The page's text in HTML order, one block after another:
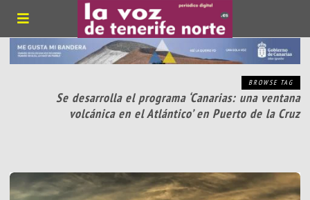
BROWSE TAG
Se desarrolla el programa ‘Canarias: una ventana
volcánica en el Atlántico’ en Puerto de la Cruz